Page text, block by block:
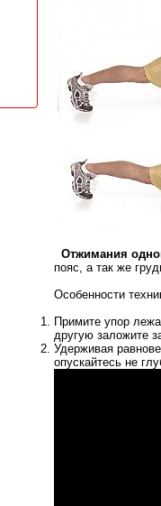
Отжимания
пояс, а так же
Особенности
Примите упор
другую заложите
Удерживая
опускайтесь не